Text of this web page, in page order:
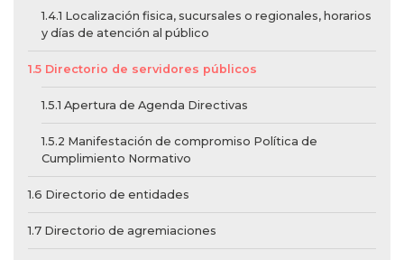
1.4.1 Localización fisica, sucursales o regionales, horarios
y días de atención al público
1.5 Directorio de servidores públicos
1.5.1 Apertura de Agenda Directivas
1.5.2 Manifestación de compromiso Política de
Cumplimiento Normativo
1.6 Directorio de entidades
1.7 Directorio de agremiaciones